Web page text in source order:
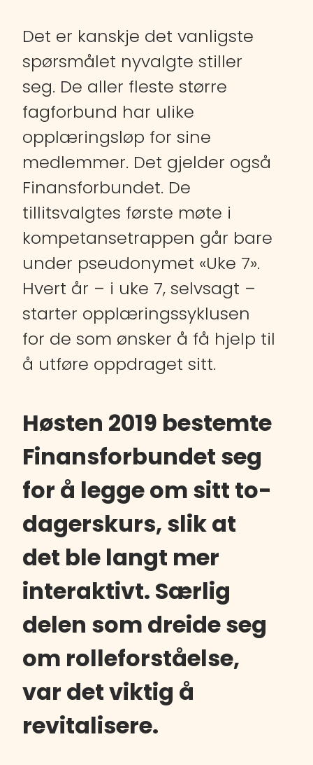
Det er kanskje det vanligste
spørsmålet nyvalgte stiller
seg. De aller fleste større
fagforbund har ulike
opplæringsløp for sine
medlemmer. Det gjelder også
Finansforbundet. De
tillitsvalgtes første møte i
kompetansetrappen går bare
under pseudonymet «Uke 7».
Hvert år – i uke 7, selvsagt –
starter opplæringssyklusen
for de som ønsker å få hjelp til
å utføre oppdraget sitt.
Høsten 2019 bestemte
Finansforbundet seg
for å legge om sitt to-
dagerskurs, slik at
det ble langt mer
interaktivt. Særlig
delen som dreide seg
om rolleforståelse,
var det viktig å
revitalisere.